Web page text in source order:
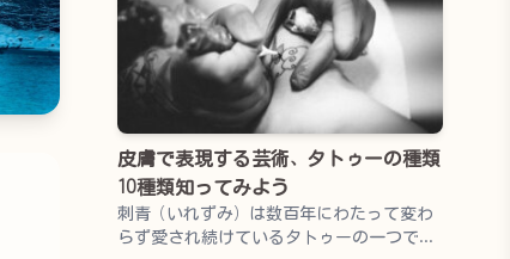
皮膚で表現する芸術、タトゥーの種類
10種類知ってみよう
刺青（いれずみ）は数百年にわたって変わ
らず愛され続けているタトゥーの一つで